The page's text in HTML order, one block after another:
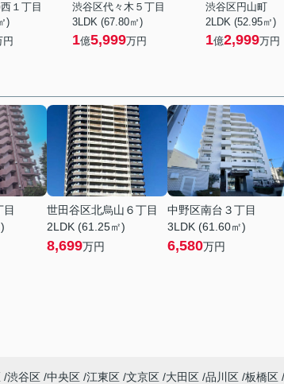
１丁目
)
円
渋谷区代々木５丁目
3LDK (67.80㎡)
1億5,999万円
渋谷区円山町
2LDK (52.95㎡)
1億2,999万円
世田谷区北烏山６丁目
2LDK (61.25㎡)
8,699万円
中野区南台３丁目
3LDK (61.60㎡)
6,580万円
渋谷区 中央区 江東区 文京区 大田区 品川区 板橋区